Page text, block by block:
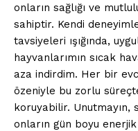
onların sağlığı ve
sahiptir. Kendi
tavsiyeleri ışığında,
hayvanlarımın sıcak
aza indirdim. Her bir
özeniyle bu zorlu
koruyabilir. Unutmayın,
onların gün boyu